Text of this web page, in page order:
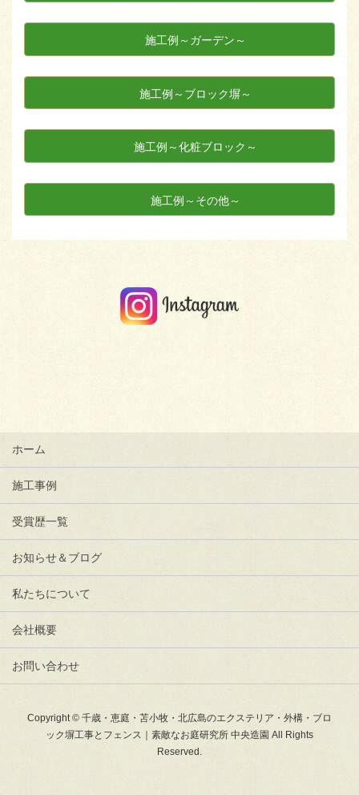
施工例～ガーデン～
施工例～ブロック塀～
施工例～化粧ブロック～
施工例～その他～
ホーム
施工事例
受賞歴一覧
お知らせ＆ブログ
私たちについて
会社概要
お問い合わせ
Copyright © 千歳・恵庭・苫小牧・北広島のエクステリア・外構・ブロ
ック塀工事とフェンス｜素敵なお庭研究所 中央造園 All Rights
Reserved.